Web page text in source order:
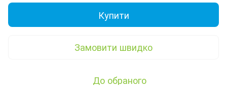
Купити
Замовити швидко
До обраного